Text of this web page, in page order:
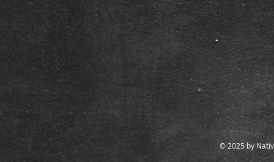
© 2025 by